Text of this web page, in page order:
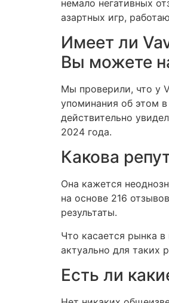
немало негативных
азартных игр,
Имеет ли
Вы можете
Мы проверили, что у
упоминания об этом
действительно
2024 года.
Какова
Она кажется
на основе 216
результаты.
Что касается рынка
актуально для таких
Есть ли